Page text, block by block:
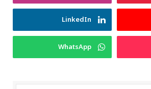
LinkedIn
WhatsApp